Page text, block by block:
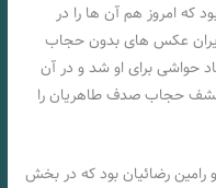
امروز هم آن ها را در
عکس های بدون حجاب
حواشی برای او شد و در آن
حجاب صدف طاهریان را
رامین رضائیان بود که در بخش